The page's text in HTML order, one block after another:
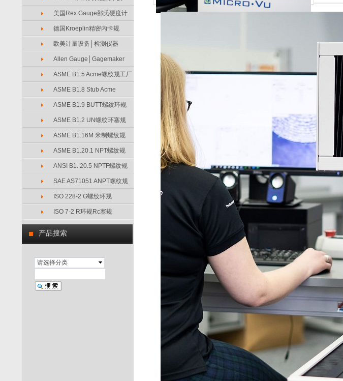
产品搜索
请选择分类
美国Rex Gauge邵氏硬度计
德国Kroeplin精密内卡规
欧美计量设备│检测仪器
Allen Gauge│Gagemaker
ASME B1.5 Acme螺纹规工厂
ASME B1.8 Stub Acme
ASME B1.9 BUTT螺纹环规
ASME B1.2 UN螺纹环塞规
ASME B1.16M 米制螺纹规
ASME B1.20.1 NPT螺纹规
ANSI B1. 20.5 NPTF螺纹规
SAE AS71051 ANPT螺纹规
ISO 228-2 G螺纹环规
ISO 7-2 R环规Rc塞规